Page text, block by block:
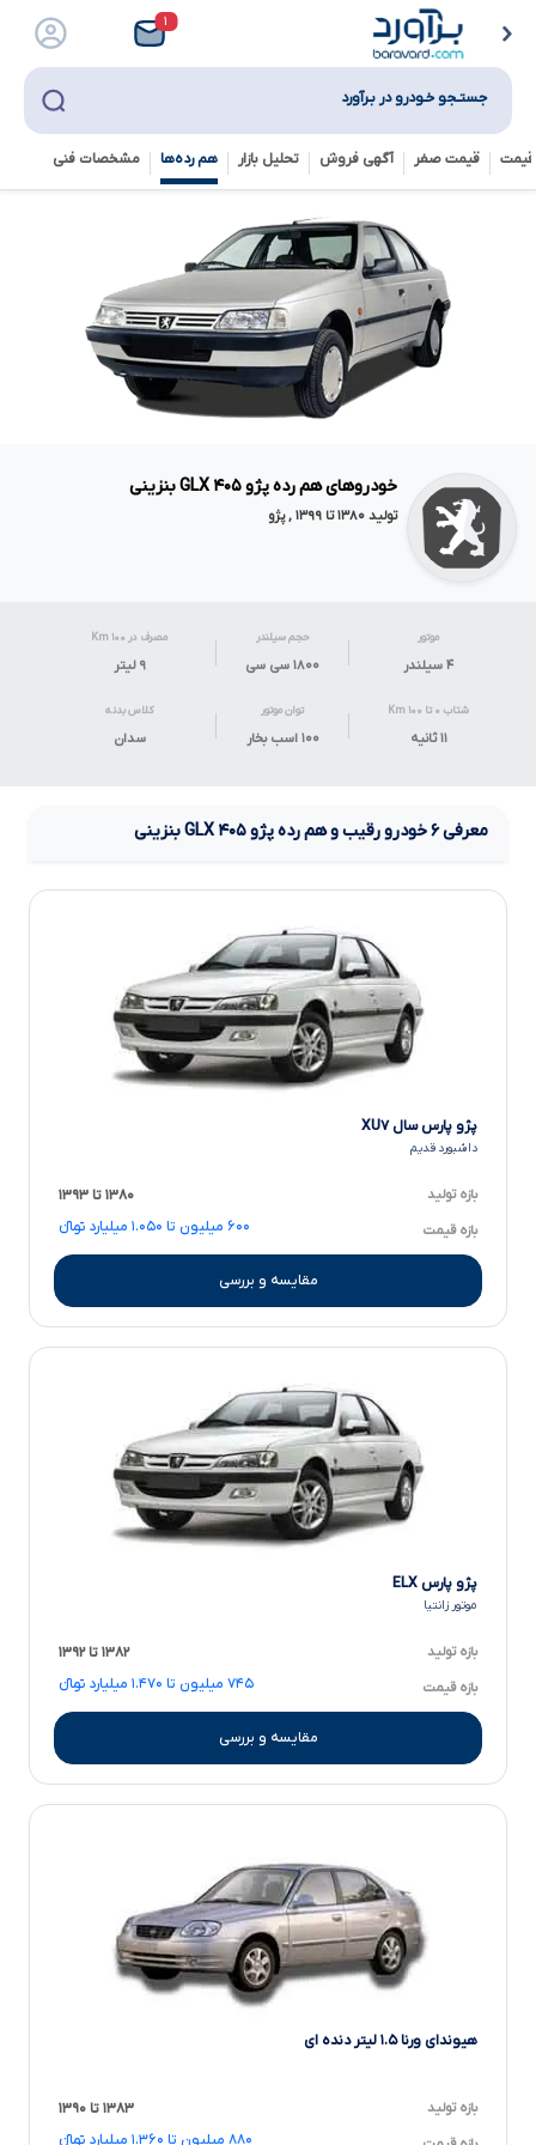
۱
جستـجو خـودرو در بـرآورد
قیمت صفر آگهی فروش تحلیل بازار هم رده‌ها‌ مشخصات فنی
خودروهای هم رده پژو ۴۰۵ GLX بنزینی
تولید ۱۳۸۰ تا ۱۳۹۹ , پژو
موتور
۴ سیلندر
حجم سیلندر
۱۸۰۰ سی سی
مصرف در ۱۰۰ Km
۹ لیتر
شتاب ۰ تا ۱۰۰ Km
۱۱ ثانیه
توان موتور
۱۰۰ اسب بخار
کلاس بدنه
سدان
معرفی۶خودرو رقیب و هم ردهپژو۴۰۵ GLXبنزینی
پژو پارس سال XU۷
داشبورد قدیم
بازه تولید ۱۳۸۰ تا ۱۳۹۳
بازه قیمت ۶۰۰ میلیون تا ۱.۰۵۰ میلیارد تومانءءء
مقایسه و بررسی
پژو پارس ELX
موتور زانتیا
بازه تولید ۱۳۸۲ تا ۱۳۹۲
بازه قیمت ۷۴۵ میلیون تا ۱.۴۷۰ میلیارد تومانءءء
مقایسه و بررسی
هیوندای ورنا ۱.۵ لیتر دنده ای
بازه تولید ۱۳۸۳ تا ۱۳۹۰
۸۸۰ میلیون تا ۱.۳۶۰ میلیارد تومانءءء